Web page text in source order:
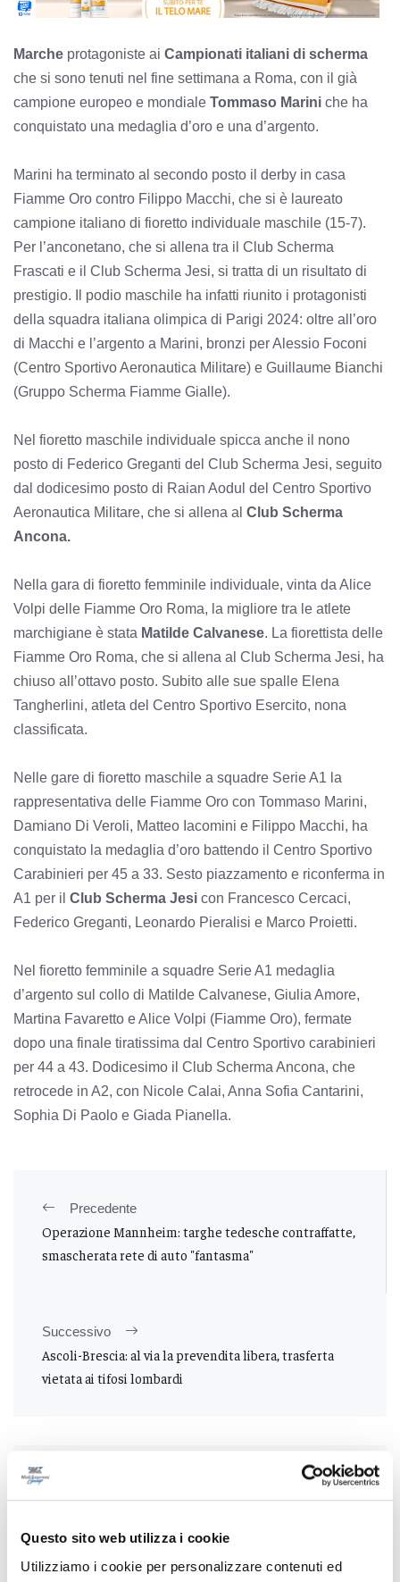
Questo sito web utilizza i cookie
Utilizziamo i cookie per personalizzare contenuti ed
Marche protagoniste ai Campionati italiani di scherma
che si sono tenuti nel fine settimana a Roma, con il già
campione europeo e mondiale Tommaso Marini che ha
conquistato una medaglia d’oro e una d’argento.
Marini ha terminato al secondo posto il derby in casa
Fiamme Oro contro Filippo Macchi, che si è laureato
campione italiano di fioretto individuale maschile (15-7).
Per l’anconetano, che si allena tra il Club Scherma
Frascati e il Club Scherma Jesi, si tratta di un risultato di
prestigio. Il podio maschile ha infatti riunito i protagonisti
della squadra italiana olimpica di Parigi 2024: oltre all’oro
di Macchi e l’argento a Marini, bronzi per Alessio Foconi
(Centro Sportivo Aeronautica Militare) e Guillaume Bianchi
(Gruppo Scherma Fiamme Gialle).
Nel fioretto maschile individuale spicca anche il nono
posto di Federico Greganti del Club Scherma Jesi, seguito
dal dodicesimo posto di Raian Aodul del Centro Sportivo
Aeronautica Militare, che si allena al Club Scherma
Ancona.
Nella gara di fioretto femminile individuale, vinta da Alice
Volpi delle Fiamme Oro Roma, la migliore tra le atlete
marchigiane è stata Matilde Calvanese. La fiorettista delle
Fiamme Oro Roma, che si allena al Club Scherma Jesi, ha
chiuso all’ottavo posto. Subito alle sue spalle Elena
Tangherlini, atleta del Centro Sportivo Esercito, nona
classificata.
Nelle gare di fioretto maschile a squadre Serie A1 la
rappresentativa delle Fiamme Oro con Tommaso Marini,
Damiano Di Veroli, Matteo Iacomini e Filippo Macchi, ha
conquistato la medaglia d’oro battendo il Centro Sportivo
Carabinieri per 45 a 33. Sesto piazzamento e riconferma in
A1 per il Club Scherma Jesi con Francesco Cercaci,
Federico Greganti, Leonardo Pieralisi e Marco Proietti.
Nel fioretto femminile a squadre Serie A1 medaglia
d’argento sul collo di Matilde Calvanese, Giulia Amore,
Martina Favaretto e Alice Volpi (Fiamme Oro), fermate
dopo una finale tiratissima dal Centro Sportivo carabinieri
per 44 a 43. Dodicesimo il Club Scherma Ancona, che
retrocede in A2, con Nicole Calai, Anna Sofia Cantarini,
Sophia Di Paolo e Giada Pianella.
Precedente
Operazione Mannheim: targhe tedesche contraffatte,
smascherata rete di auto "fantasma"
Successivo
Ascoli-Brescia: al via la prevendita libera, trasferta
vietata ai tifosi lombardi